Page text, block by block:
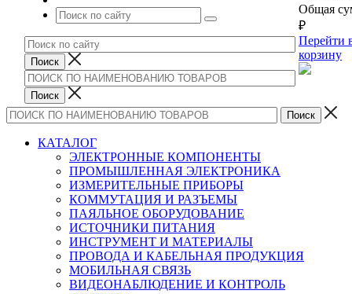
Общая
₽
Перейти
корзину
КАТАЛОГ
ЭЛЕКТРОННЫЕ КОМПОНЕНТЫ
ПРОМЫШЛЕННАЯ ЭЛЕКТРОНИКА
ИЗМЕРИТЕЛЬНЫЕ ПРИБОРЫ
КОММУТАЦИЯ И РАЗЪЕМЫ
ПАЯЛЬНОЕ ОБОРУДОВАНИЕ
ИСТОЧНИКИ ПИТАНИЯ
ИНСТРУМЕНТ И МАТЕРИАЛЫ
ПРОВОДА И КАБЕЛЬНАЯ ПРОДУКЦИЯ
МОБИЛЬНАЯ СВЯЗЬ
ВИДЕОНАБЛЮДЕНИЕ И КОНТРОЛЬ